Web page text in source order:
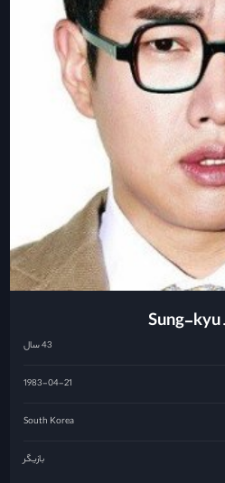
Sung-kyu
43 سال
1983-04-21
South Korea
بازیگر